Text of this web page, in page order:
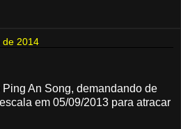
de 2014
An Song, demandando de
em 05/09/2013 para atracar